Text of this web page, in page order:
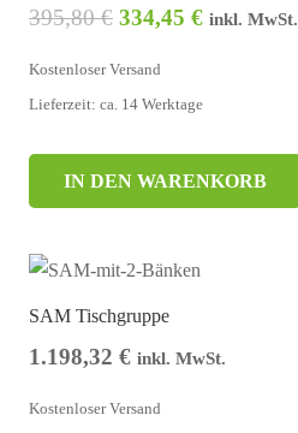
395,80€ 334,45 € inkl. MwSt.
Kostenloser Versand
Lieferzeit: ca. 14 Werktage
IN DEN WARENKORB
SAM Tischgruppe
1.198,32 € inkl. MwSt.
Kostenloser Versand